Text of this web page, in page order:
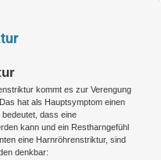
kommt es zur Verengung
. Das hat als Hauptsymptom einen
dass eine
kann und ein Restharngefühl
eine Harnröhrenstriktur, sind
denkbar: